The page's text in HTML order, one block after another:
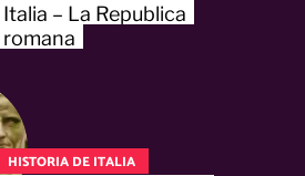
Italia – La Republica
romana
HISTORIA DE ITALIA